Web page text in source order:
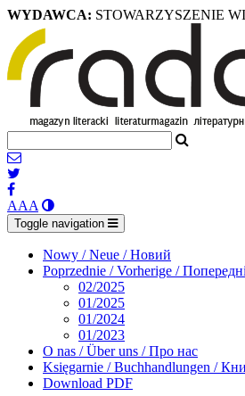
WYDAWCA: STOWARZYSZENIE
AAA
Toggle navigation
Nowy / Neue / Новий
Poprzednie / Vorherige / Попередні
02/2025
01/2025
01/2024
01/2023
O nas / Über uns / Про нас
Księgarnie / Buchhandlungen /
Download PDF